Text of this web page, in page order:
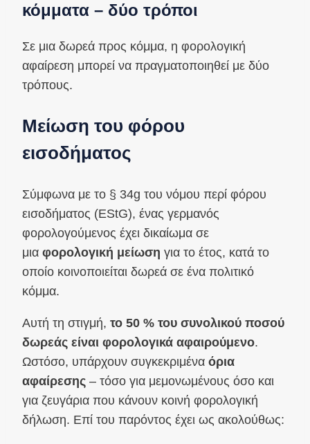
κόμματα – δύο τρόποι
Σε μια δωρεά προς κόμμα, η φορολογική
αφαίρεση μπορεί να πραγματοποιηθεί με δύο
τρόπους.
Μείωση του φόρου
εισοδήματος
Σύμφωνα με το § 34g του νόμου περί φόρου
εισοδήματος (EStG), ένας γερμανός
φορολογούμενος έχει δικαίωμα σε
μια φορολογική μείωση για το έτος, κατά το
οποίο κοινοποιείται δωρεά σε ένα πολιτικό
κόμμα.
Αυτή τη στιγμή, το 50 % του συνολικού ποσού
δωρεάς είναι φορολογικά αφαιρούμενο.
Ωστόσο, υπάρχουν συγκεκριμένα όρια
αφαίρεσης – τόσο για μεμονωμένους όσο και
για ζευγάρια που κάνουν κοινή φορολογική
δήλωση. Επί του παρόντος έχει ως ακολούθως: